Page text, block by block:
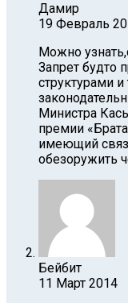
Дамир
19 Февраль
Можно
Запрет будто
структурами
Министра
премии
имеющий
обезоружить
Бейбит
11 Март 2014